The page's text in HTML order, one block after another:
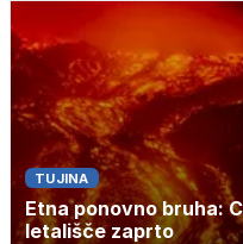
TUJINA
Etna ponovno bruha:
letališče zaprto